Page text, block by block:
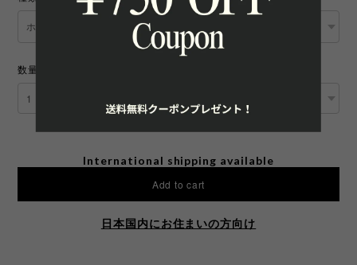
数量
International shipping available
Add to cart
日本国内にお住まいの方向け